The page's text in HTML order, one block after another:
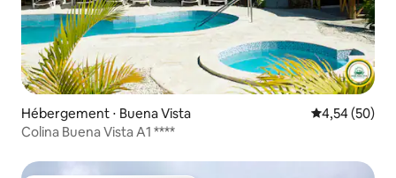
Hébergement ⋅ Buena Vista Évaluation
4,54 (50)
Colina Buena Vista A1 ****